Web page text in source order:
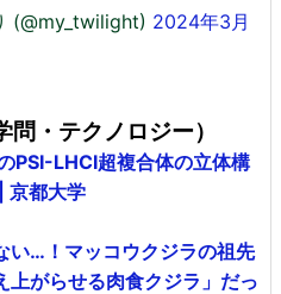
(@my_twilight) 2024年3月
・テクノロジー）
LHCI超複合体の立体構
京都大学
い…！マッコウクジラの祖先
上がらせる肉食クジラ」だっ